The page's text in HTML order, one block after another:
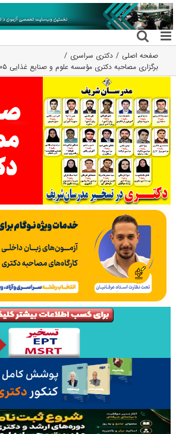
رفتن
به
محتوا
صفحه اصلی
دکتری سراسری
برگزاری مصاحبه دکتری مؤسسه علوم و صنایع غذایی ۱۴۰۵ در ۲۴ و ۲۵ خرداد